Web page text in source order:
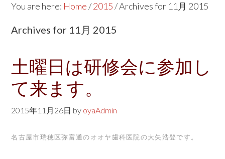
i
e
b
i
You are here: Home/2015/Archives for 11月 2015
Archives for 11月 2015
土曜日は研修会に参加し
て来ます。
2015年11月26日 by oyaAdmin
名古屋市瑞穂区弥富通のオオヤ歯科医院の大矢浩登です。